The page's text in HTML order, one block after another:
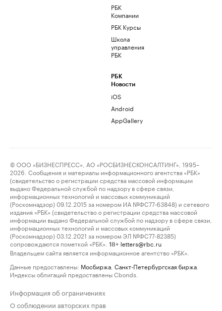
РБК
Компании
РБК Курсы
Школа
управления
РБК
РБК
Новости
iOS
Android
AppGallery
© ООО «БИЗНЕСПРЕСС», АО «РОСБИЗНЕСКОНСАЛТИНГ», 1995–
2026. Сообщения и материалы информационного агентства «РБК»
(свидетельство о регистрации средства массовой информации
выдано Федеральной службой по надзору в сфере связи,
информационных технологий и массовых коммуникаций
(Роскомнадзор) 09.12.2015 за номером ИА №ФС77-63848) и сетевого
издания «РБК» (свидетельство о регистрации средства массовой
информации выдано Федеральной службой по надзору в сфере связи,
информационных технологий и массовых коммуникаций
(Роскомнадзор) 03.12.2021 за номером ЭЛ №ФС77-82385)
сопровождаются пометкой «РБК».
18+ letters@rbc.ru
Владельцем сайта является информационное агентство «РБК».
Данные предоставлены: Мосбиржа Санкт-Петербургская биржа
Индексы облигаций предоставлены Cbonds.
Информация об ограничениях
О соблюдении авторских прав